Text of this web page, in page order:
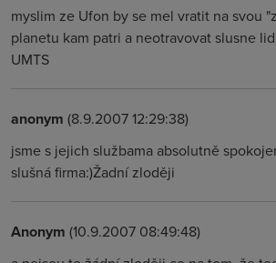
myslim ze Ufon by se mel vratit na svou
planetu kam patri a neotravovat slusne
UMTS
anonym (8.9.2007 12:29:38)
jsme s jejich službama absolutně
slušná firma:)Žadní zloději
Anonym (10.9.2007 08:49:48)